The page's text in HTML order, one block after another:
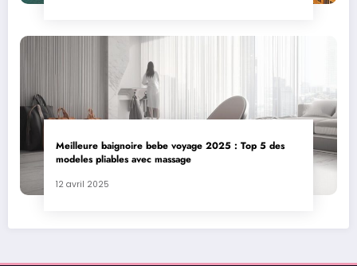
Meilleure baignoire bebe voyage 2025 : Top 5 des
modeles pliables avec massage
12 avril 2025